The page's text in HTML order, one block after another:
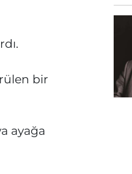
bir
ayağa